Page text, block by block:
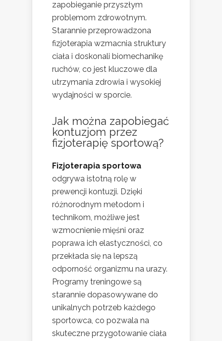
zapobieganie przyszłym
problemom zdrowotnym.
Starannie przeprowadzona
fizjoterapia wzmacnia struktury
ciała i doskonali biomechanikę
ruchów, co jest kluczowe dla
utrzymania zdrowia i wysokiej
wydajności w sporcie.
Jak można zapobiegać
kontuzjom przez
fizjoterapię sportową?
Fizjoterapia sportowa
odgrywa istotną rolę w
prewencji kontuzji. Dzięki
różnorodnym metodom i
technikom, możliwe jest
wzmocnienie mięśni oraz
poprawa ich elastyczności, co
przekłada się na lepszą
odporność organizmu na urazy.
Programy treningowe są
starannie dopasowywane do
unikalnych potrzeb każdego
sportowca, co pozwala na
skuteczne przygotowanie ciała